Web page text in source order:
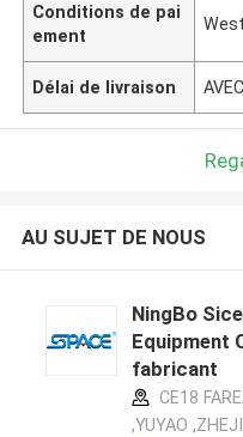
Conditions de pai
ement
Délai de livraison
AU SUJET DE NOUS
NingBo
Equipment
fabricant
CE18
,YUYAO